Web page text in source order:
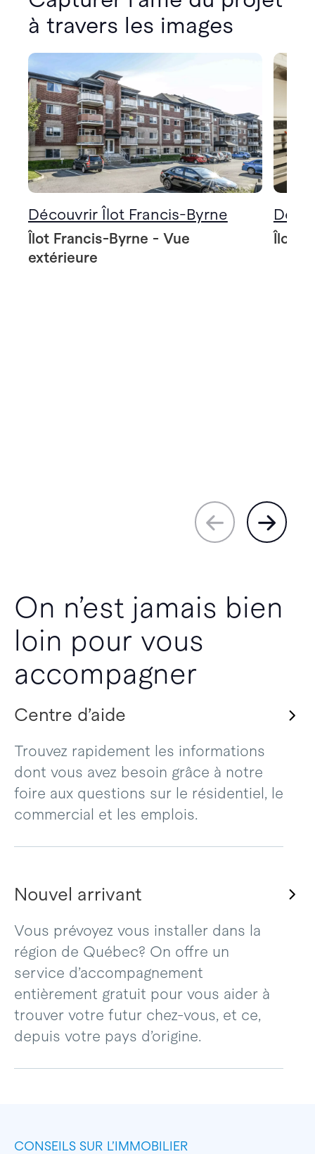
à travers les images
Découvrir Îlot Francis-Byrne
Îlot Francis-Byrne - Vue
extérieure
Îlot
On n’est jamais bien
loin pour vous
accompagner
Centre d’aide
Trouvez rapidement les informations
dont vous avez besoin grâce à notre
foire aux questions sur le résidentiel, le
commercial et les emplois.
Nouvel arrivant
Vous prévoyez vous installer dans la
région de Québec? On offre un
service d’accompagnement
entièrement gratuit pour vous aider à
trouver votre futur chez-vous, et ce,
depuis votre pays d’origine.
CONSEILS SUR L’IMMOBILIER